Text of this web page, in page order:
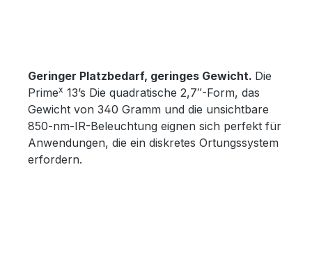
Geringer Platzbedarf, geringes Gewicht. Die
Primex 13’s Die quadratische 2,7″-Form, das
Gewicht von 340 Gramm und die unsichtbare
850-nm-IR-Beleuchtung eignen sich perfekt für
Anwendungen, die ein diskretes Ortungssystem
erfordern.